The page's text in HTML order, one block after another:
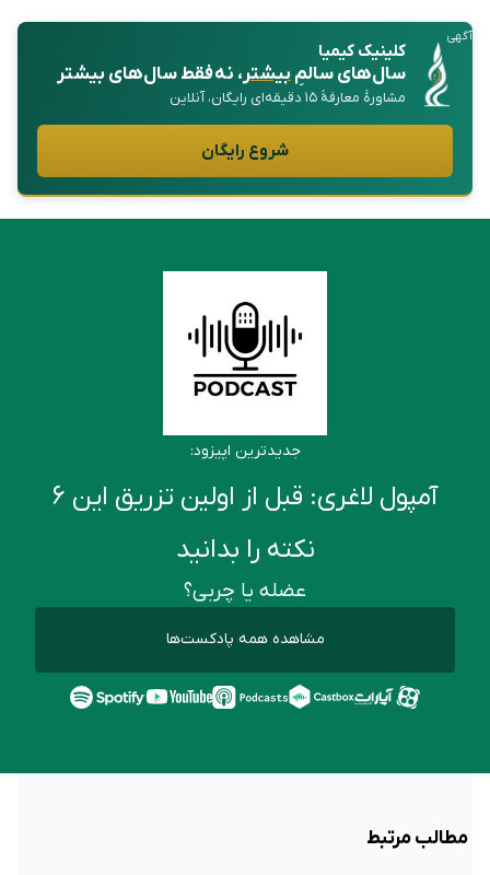
آگهی
کلینیک کیمیا
سال‌های سالمِبیشتر، نه فقط سال‌های بیشتر
مشاورهٔ معارفهٔ ۱۵ دقیقه‌ای رایگان، آنلاین
شروع رایگان
جدیدترین اپیزود:
آمپول لاغری: قبل از اولین تزریق این ۶
نکته را بدانید
عضله یا چربی؟
مشاهده همه پادکست‌ها
مطالب مرتبط